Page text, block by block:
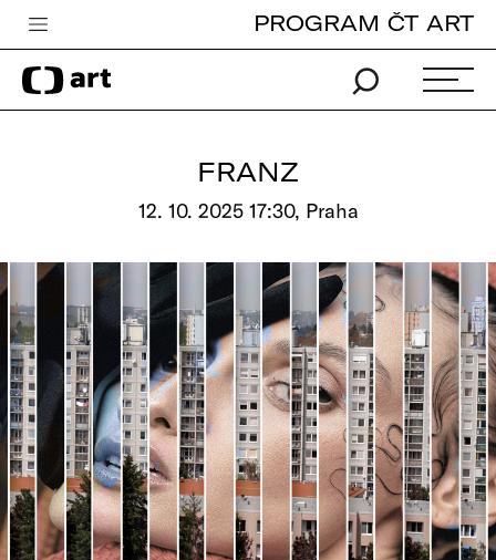
Česká televize
Zpravodajství
Pro děti
edu
Vše o ČT
PROGRAM ČT ART
FRANZ
12. 10. 2025 17:30, Praha